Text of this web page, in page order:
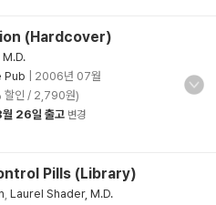
(Hardcover)
Pub
2006년 07월
할인 / 2,790원)
26일 출고 변경
Pills (Library)
Laurel Shader, M.D.